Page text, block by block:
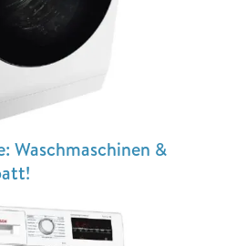
Waschmaschinen &